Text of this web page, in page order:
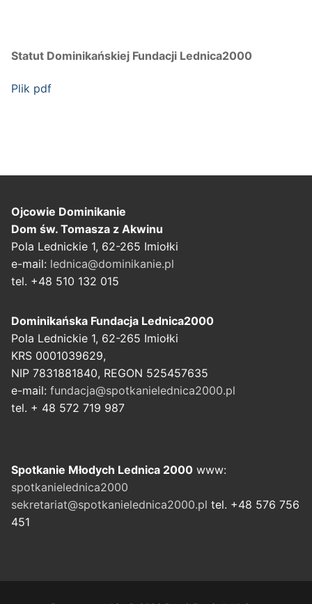
Statut Dominikańskiej Fundacji Lednica2000
Plik pdf
Ojcowie Dominikanie
Dom św. Tomasza z Akwinu
Pola Lednickie 1, 62-265 Imiołki
e-mail: lednica@dominikanie.pl
tel. +48 510 132 015
Dominikańska Fundacja Lednica2000
Pola Lednickie 1, 62-265 Imiołki
KRS 0001039629,
NIP 7831881840, REGON 525457635
e-mail: fundacja@spotkanielednica2000.pl
tel. + 48 572 719 987
Spotkanie Młodych Lednica 2000 www:
spotkanielednica2000
sekretariat@spotkanielednica2000.pl tel. +48 576 756
451